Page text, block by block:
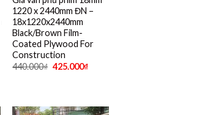
1220 x 2440mm ĐN –
18x1220x2440mm
Black/Brown Film-
Coated Plywood For
Construction
440.000₫ 425.000₫